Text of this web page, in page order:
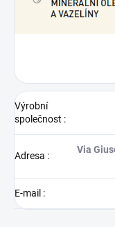
Výrobní
společnost :
Adresa :
Via
E-mail :